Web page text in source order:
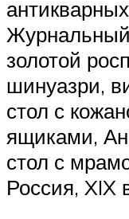
Журнальный
золотой
шинуазри,
стол с
ящиками,
стол с
Россия, XIX